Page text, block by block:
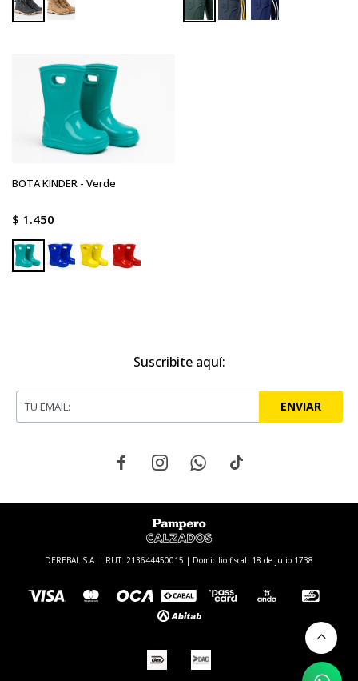
BOTA KINDER - Verde
$ 1.450
Suscribite aquí:
ENVIAR
   
DEREBAL S.A. | RUT: 213644450015 | Domicilio fiscal: 18 de julio 1738